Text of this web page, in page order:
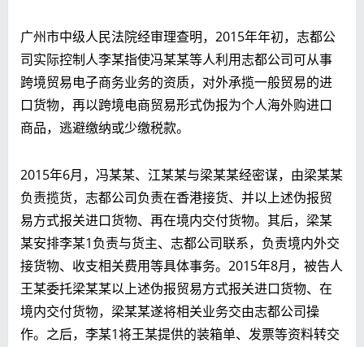
广州市中级人民法院经审理查明，2015年年初，志都公
司实际控制人李某指使冯某某等人利用志都公司可从事
跨境贸易电子商务业务的资质，对外承揽一般贸易的进
口货物，再以跨境电商贸易形式伪报为个人海外购进口
商品，逃避缴纳或少缴税款。
2015年6月，冯某某、江某某与梁某某经密谋，由梁某某
负责揽货，志都公司负责在香港接货、并以上述伪报贸
易方式报关进口货物、再在境内交付货物。其后，梁某
某安排李某1负责与货主、志都公司联系，负责境内外交
接货物、收支相关费用等具体事务。2015年8月，被告人
王某委托梁某某以上述伪报贸易方式报关进口货物、在
境内交付货物，梁某某遂将相关业务交由志都公司操
作。之后，李某1将王某提供的装箱单、发票等资料转交